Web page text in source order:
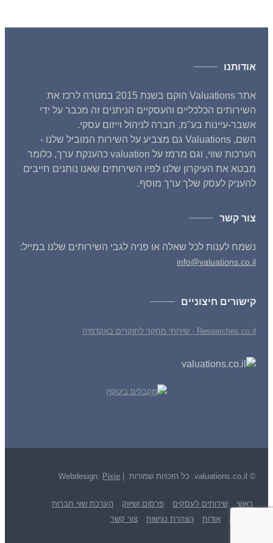
אודותנו
אתר Valuations הוקם בשנת 2015 במטרה לרכז את
השירותים הכלכליים והעסקיים הניתנים זה מכבר על ידי
אשבר-עיינות בע"מ, חברה לניהול וייזום עסקי.
השם, Valuations גם מצביע על השירות המוביל שלנו -
הערכות שווי, וגם מרמז על valuation כהענקת ערך, כלומר
מבטא את העיקרון שלנו לפיו השירותים שאנו נותנים חייבים
להעניק לעסק שלך ערך מוסף.
צור קשר
נשמח לענות לכל שאלה או פניה לגבי השירותים שלנו במייל:
info@valuations.co.il
קישורים חיצוניים
Researches.co.il - שירותי מחקר לחוקרים באקדמיה
© valuations.co.il. כל הזכויות שמורות. | Webdesign: Pixie
ראשי שירותים לעסקים פרסום ושיווק
הערכת שווי חברות
לקוחות
אודות הצהרת נגישות צור קשר